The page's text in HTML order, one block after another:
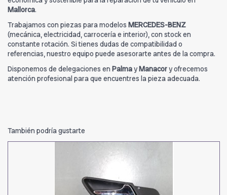
Mallorca.
Trabajamos con piezas para modelos MERCEDES-BENZ
(mecánica, electricidad, carrocería e interior), con stock en
constante rotación. Si tienes dudas de compatibilidad o
referencias, nuestro equipo puede asesorarte antes de la compra.
Disponemos de delegaciones en PalmayManacory ofrecemos
atención profesional para que encuentres la pieza adecuada.
También podría gustarte